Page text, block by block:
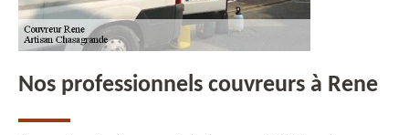
Nos professionnels couvreurs à Rene